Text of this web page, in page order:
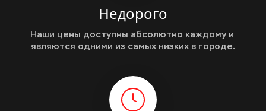
Недорого
Наши цены доступны абсолютно каждому и
являются одними из самых низких в городе.